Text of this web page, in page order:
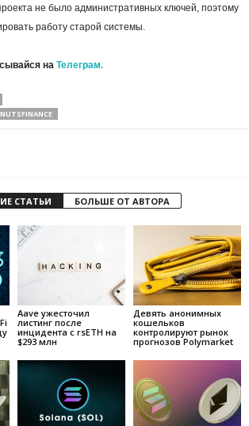
не было административных ключей, поэтому
работу старой системы.
на Телеграм.
СТАТЬИ БОЛЬШЕ ОТ АВТОРА
Aave ужесточил
листинг после
инцидента с rsETH на
$293 млн
Девять анонимных
кошельков
контролируют рынок
прогнозов Polymarket